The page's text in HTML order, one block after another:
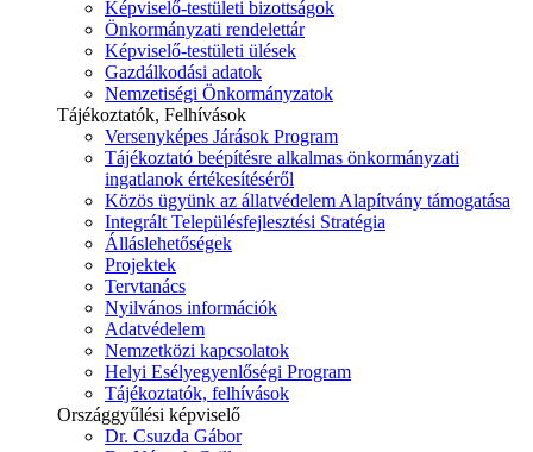
Képviselő-testületi bizottságok
Önkormányzati rendelettár
Képviselő-testületi ülések
Gazdálkodási adatok
Nemzetiségi Önkormányzatok
Tájékoztatók, Felhívások
Versenyképes Járások Program
Tájékoztató beépítésre alkalmas önkormányzati
ingatlanok értékesítéséről
Közös ügyünk az állatvédelem Alapítvány támogatása
Integrált Településfejlesztési Stratégia
Álláslehetőségek
Projektek
Tervtanács
Nyilvános információk
Adatvédelem
Nemzetközi kapcsolatok
Helyi Esélyegyenlőségi Program
Tájékoztatók, felhívások
Országgyűlési képviselő
Dr. Csuzda Gábor